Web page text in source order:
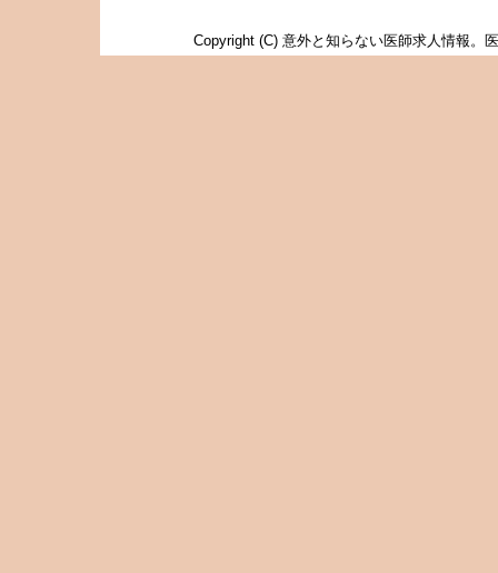
Copyright (C) 意外と知らない医師求人情報。